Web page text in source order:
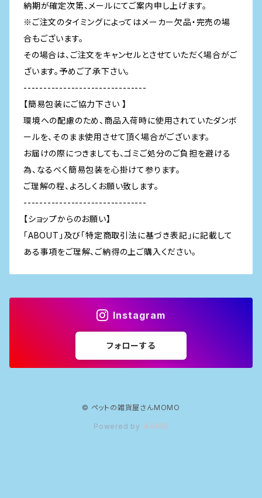
納期が確定次第、メールにてご案内申し上げます。
※ご注文のタイミングによってはメーカー欠品・完売の場
合もございます。
その場合は、ご注文をキャンセルとさせていただく場合がご
ざいます。予めご了承下さい。
-------------------------------
【簡易包装にご協力下さい 】
環境への配慮のため、商品入荷時に使用されていたダンボ
ールを、そのまま使用させて頂く場合がございます。
お届けの際につきましても、ゴミご処分のご負担を避ける
為、なるべく簡易包装を心掛けて参ります。
ご理解の程、よろしくお願い致します。
-------------------------------
【ショップからのお願い】
「ABOUT」及び「特定商取引法に基づき表記」に記載して
ある事項をご理解、ご納得の上ご購入ください。
Instagram
フォローする
© ペットの雑貨屋さんMOMO
Powered by